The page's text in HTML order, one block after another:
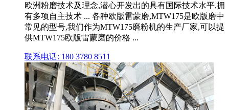
欧洲粉磨技术及理念,潜心开发出的具有国际技术水平,拥
有多项自主技术 ... 各种欧版雷蒙磨,MTW175是欧版磨中
常见的型号,我们作为MTW175磨粉机的生产厂家,可以提
供MTW175欧版雷蒙磨的价格 ...
联系电话: 180 3780 8511